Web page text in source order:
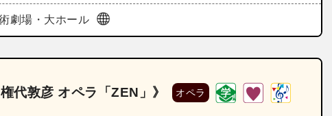
劇場・大ホール
代敦彦 オペラ「ZEN」》 オペラ